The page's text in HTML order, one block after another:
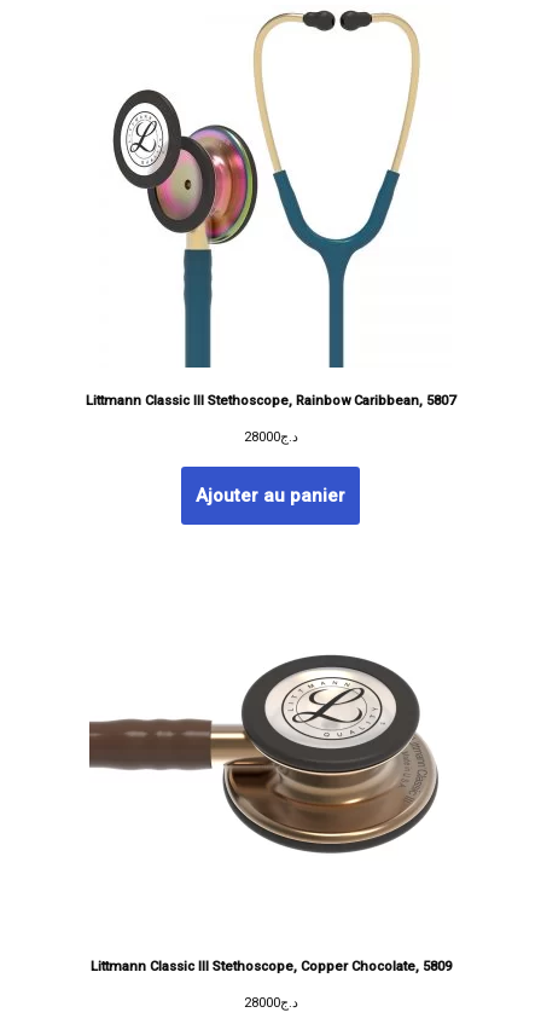
Littmann Classic III Stethoscope, Rainbow Caribbean, 5807
د.ج28000
Ajouter au panier
Littmann Classic III Stethoscope, Copper Chocolate, 5809
د.ج28000